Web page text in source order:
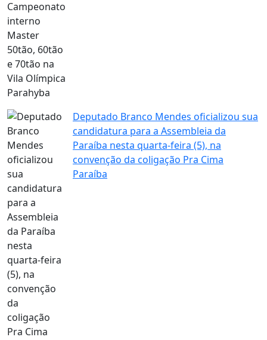
Deputado Branco Mendes oficializou sua
candidatura para a Assembleia da
Paraíba nesta quarta-feira (5), na
convenção da coligação Pra Cima
Paraíba